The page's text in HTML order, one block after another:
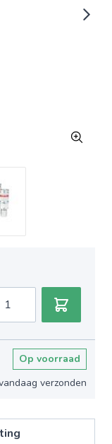
Op voorraad
verzonden